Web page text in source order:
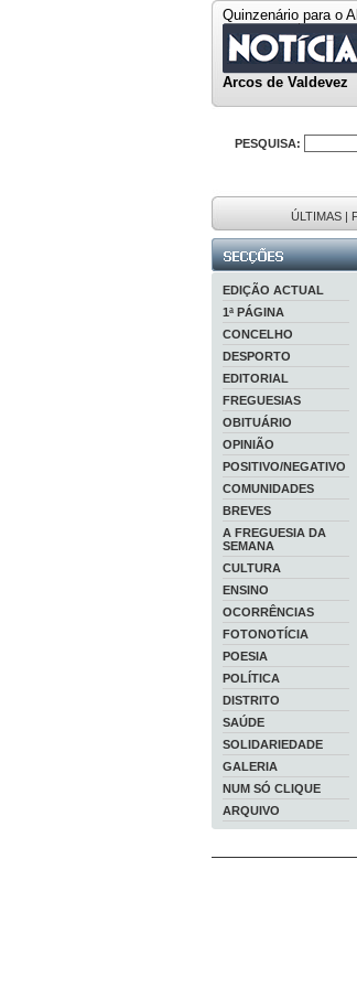
Quinzenário para o
Arcos de Valdevez
PESQUISA:
ÚLTIMAS |
EDIÇÃO ACTUAL
1ª PÁGINA
CONCELHO
DESPORTO
EDITORIAL
FREGUESIAS
OBITUÁRIO
OPINIÃO
POSITIVO/NEGATIVO
COMUNIDADES
BREVES
A FREGUESIA DA
SEMANA
CULTURA
ENSINO
OCORRÊNCIAS
FOTONOTÍCIA
POESIA
POLÍTICA
DISTRITO
SAÚDE
SOLIDARIEDADE
GALERIA
NUM SÓ CLIQUE
ARQUIVO